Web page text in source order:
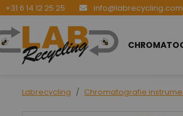
+31 6 14 12 25 25 info@labrecycling.com
Labrecycling Chromatografie